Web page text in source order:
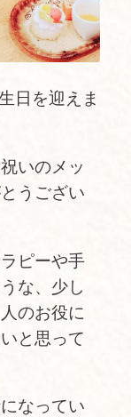
日を迎えま
いのメッ
うござい
ピーや手
な、少し
のお役に
と思って
なってい